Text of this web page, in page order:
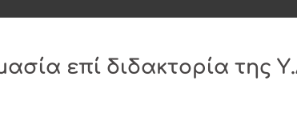
επί διδακτορία της